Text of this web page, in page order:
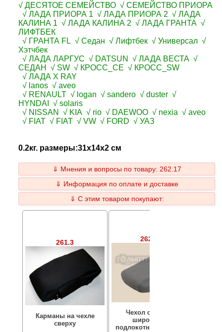
√ ДЕСЯТОЕ СЕМЕЙСТВО √ СЕМЕЙСТВО ПРИОРА
√ ЛАДА ПРИОРА 1 √ ЛАДА ПРИОРА 2 √ ЛАДА
КАЛИНА 1 √ ЛАДА КАЛИНА 2 √ ЛАДА ГРАНТА √
ЛИФТБЕК
√ ГРАНТА FL √ Седан √ Лифтбек √ Универсал √
Хэтчбек
√ ЛАДА ЛАРГУС √ DATSUN √ ЛАДА ВЕСТА √
СЕДАН √ SW √ КРОСС_СЕ √ КРОСС_SW
√ ЛАДА X RAY
√ lanos √ aveo
√ RENAULT √ logan √ sandero √ duster √
HYNDAI √ solaris
√ NISSAN √ KIA √ rio √ DAEWOO √ nexia √ aveo
√ FIAT √ FIAT √ VW √ FORD √ УАЗ
0.2кг. размеры:31x14x2 см
⇓ Мнения и вопросы по товару: 262.17
⇓ Информация по оплате и доставке
⇓ С этим товаром покупают:
261.3
Карманы на чехле
сверху
262.18
Чехол съемный
широкий на
подлокотник АЛАМАР